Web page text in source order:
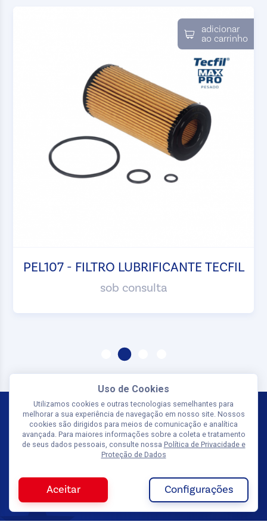
adicionar
ao carrinho
PEL107 - FILTRO LUBRIFICANTE TECFIL
sob consulta
SIGA-NOS
Olá, tudo bem? Quer receber uma
proposta personalizada?
Uso de Cookies
Utilizamos cookies e outras tecnologias semelhantes para
melhorar a sua experiência de navegação em nosso site. Nossos
cookies são dirigidos para meios de comunicação e analítica
avançada. Para maiores informações sobre a coleta e tratamento
de seus dados pessoais, consulte nossa Política de Privacidade e
Proteção de Dados
Aceitar Configurações